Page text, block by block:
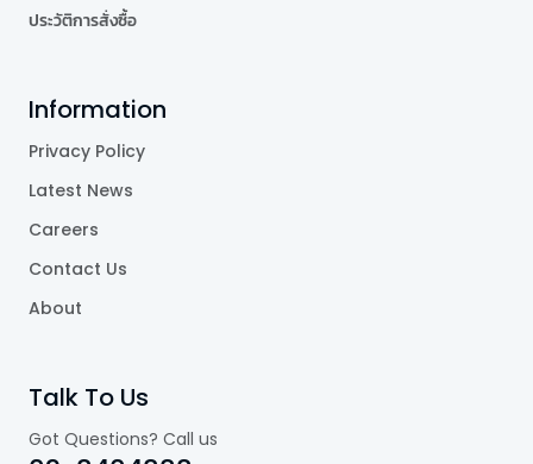
ประวัติการสั่งซื้อ
Information
Privacy Policy
Latest News
Careers
Contact Us
About
Talk To Us
Got Questions? Call us